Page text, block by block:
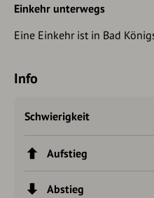
Einkehr unterwegs
Eine Einkehr ist in Bad
Info
Schwierigkeit
Aufstieg
Abstieg